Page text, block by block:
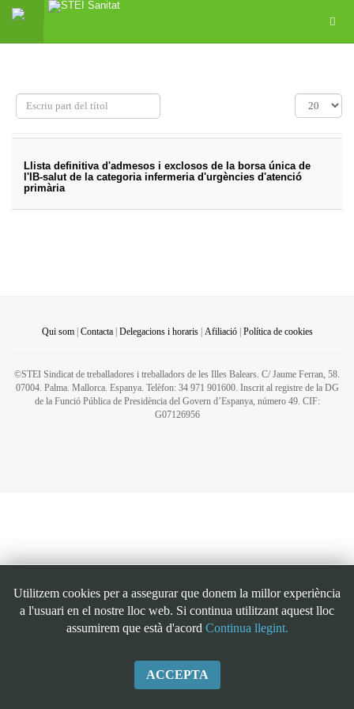
Escriu
part
Mostra
#
Llista definitiva d'admesos i exclosos de la borsa única de
l'IB-salut de la categoria infermeria d'urgències d'atenció
primària
Qui som| Contacta| Delegacions i horaris| Afiliació| Política de cookies
©STEI Sindicat de treballadores i treballadors de les Illes Balears. C/ Jaume Ferran, 58.
07004. Palma. Mallorca. Espanya. Telèfon: 34 971 901600. Inscrit al registre de la DG
de la Funció Pública de Presidència del Govern d’Espanya, número 49. CIF:
G07126956
Utilitzem cookies per a assegurar que donem la millor experiència
a l'usuari en el nostre lloc web. Si continua utilitzant aquest lloc
assumirem que està d'acord Continua llegint.
ACCEPTA